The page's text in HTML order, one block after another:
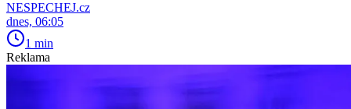
NESPECHEJ.cz
dnes, 06:05
1 min
Reklama